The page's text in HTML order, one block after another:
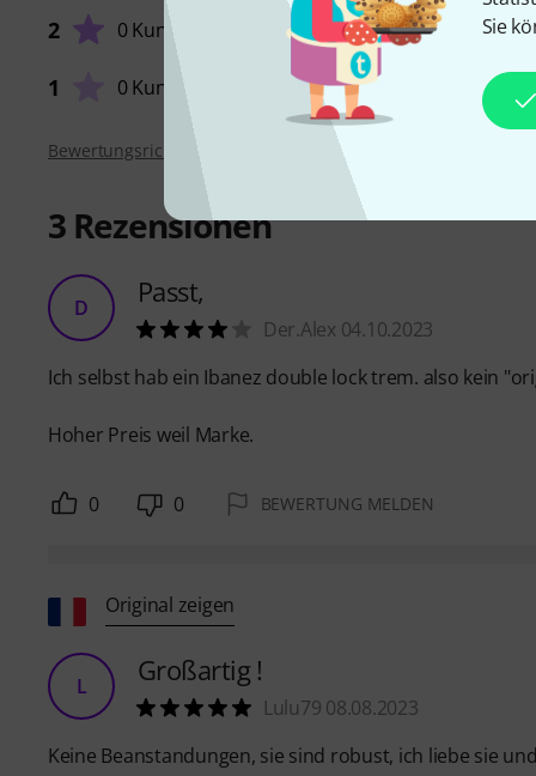
Sie
2 0 Kunden
1 0 Kunden
Bewertungsrichtlinien
3 Rezensionen
D Passt,
Der.Alex 04.10.2023
Ich selbst hab ein Ibanez double lock trem. also kein
Hoher Preis weil Marke.
0 0 BEWERTUNG MELDEN
Original zeigen
L Großartig !
Lulu79 08.08.2023
Keine Beanstandungen, sie sind robust, ich liebe sie